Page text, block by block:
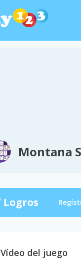
Montana
Logros
Vídeo del juego